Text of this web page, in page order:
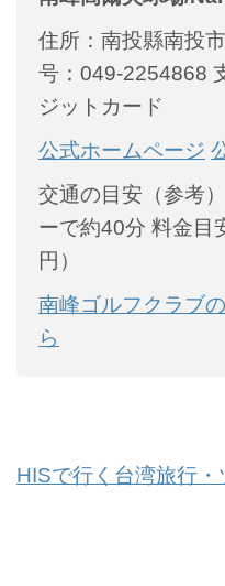
住所：南投縣南投
号：049-2254868
ジットカード
公式ホームページ
交通の目安（参考）
ーで約40分 料金目
円）
南峰ゴルフクラブ
ら
HISで行く台湾旅行